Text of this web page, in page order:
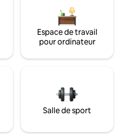
Espace de travail
pour ordinateur
Salle de sport